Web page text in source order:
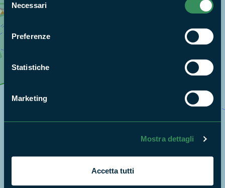
delNecessari
Preferenze
Statistiche
Marketing
Mostra dettagli
Accetta tutti